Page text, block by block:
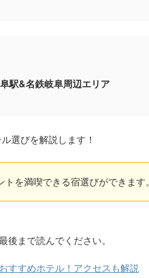
駅&名鉄岐阜周辺エリア
選びを解説します！
を満喫できる宿選びができます。
まで読んでください。
すすめホテル！アクセスも解説